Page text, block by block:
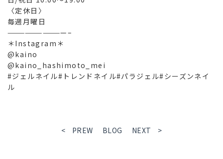
〈定休日〉
毎週月曜日
——————————–
＊Instagram＊
@kaino
@kaino_hashimoto_mei
#ジェルネイル#トレンドネイル#パラジェル#シーズンネイ
ル
< PREW BLOG NEXT >